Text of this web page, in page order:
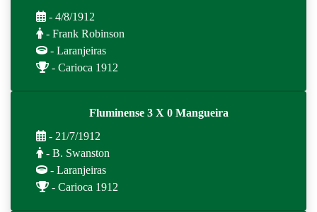
- 4/8/1912
- Frank Robinson
- Laranjeiras
- Carioca 1912
Fluminense 3 X 0 Mangueira
- 21/7/1912
- B. Swanston
- Laranjeiras
- Carioca 1912